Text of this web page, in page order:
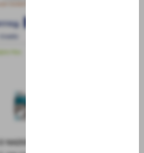
NAZIONALE DELLA MAIELLA